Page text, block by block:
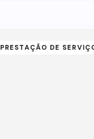
PRESTAÇÃO DE